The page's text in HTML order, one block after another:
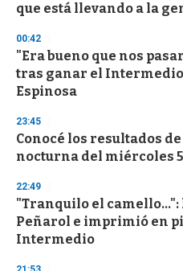
o
d
s
que está llevando a la
00:42
"Era bueno que nos
tras ganar el Intermedio
Espinosa
23:45
Conocé los resultados
nocturna del miércoles 5
22:49
"Tranquilo el
Peñarol e imprimió en
Intermedio